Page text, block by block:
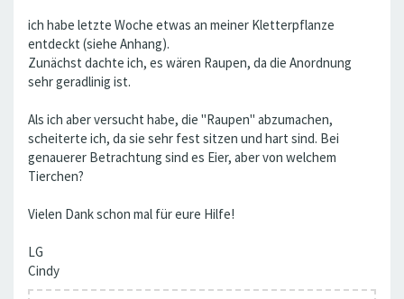
ich habe letzte Woche etwas an meiner Kletterpflanze
entdeckt (siehe Anhang).
Zunächst dachte ich, es wären Raupen, da die Anordnung
sehr geradlinig ist.
Als ich aber versucht habe, die "Raupen" abzumachen,
scheiterte ich, da sie sehr fest sitzen und hart sind. Bei
genauerer Betrachtung sind es Eier, aber von welchem
Tierchen?
Vielen Dank schon mal für eure Hilfe!
LG
Cindy